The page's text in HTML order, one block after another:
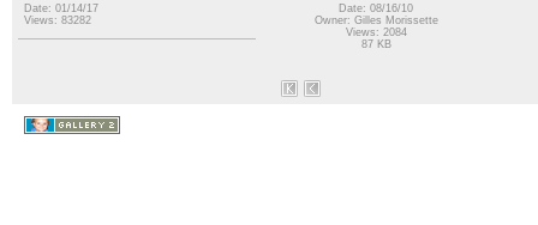
Date: 01/14/17
Views: 83282
Date: 08/16/10
Owner: Gilles Morissette
Views: 2084
87 KB